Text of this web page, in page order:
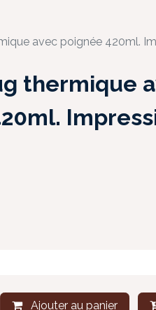
avec poignée 420ml.
thermique
Ajouter au panier